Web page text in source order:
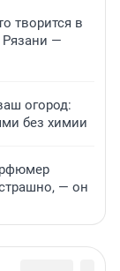
творится в
—
огород:
без химии
— он